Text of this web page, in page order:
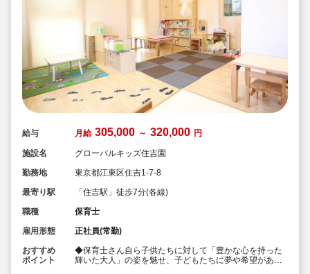
給与 月給 305,000 ～ 320,000 円
施設名
グローバルキッズ住吉園
勤務地
東京都江東区住吉1-7-8
最寄り駅
「住吉駅」徒歩7分(各線)
職種
保育士
雇用形態
正社員(常勤)
おすすめ
ポイント
◆保育士さん自ら子供たちに対して「豊かな心を持った
輝いた大人」の姿を魅せ、子どもたちに夢や希望がある